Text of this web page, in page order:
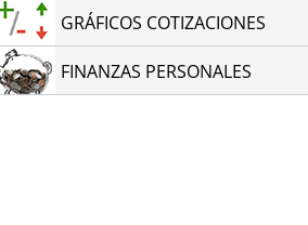
GRÁFICOS COTIZACIONES
FINANZAS PERSONALES